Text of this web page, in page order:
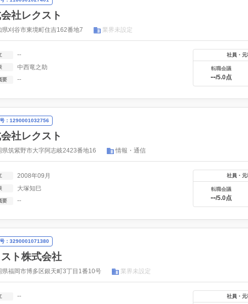
社レクスト
県刈谷市東境町住吉162番地7 業界未設定
--
中西竜之助
要 --
社員・
転職会議
--/5.0点
：1290001032756
社レクスト
県筑紫野市大字阿志岐2423番地16 情報・通信
2008年09月
大塚知巳
要 --
社員・
転職会議
--/5.0点
：3290001071380
ト株式会社
県福岡市博多区銀天町3丁目1番10号 業界未設定
-- 社員・